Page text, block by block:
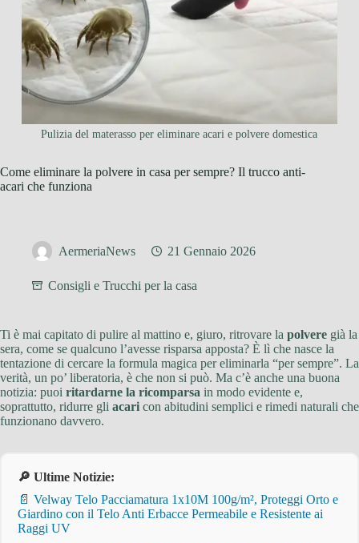
Pulizia del materasso per eliminare acari e polvere domestica
Come eliminare la polvere in casa per sempre? Il trucco anti-
acari che funziona
AermeriaNews 21 Gennaio 2026
Consigli e Trucchi per la casa
Ti è mai capitato di pulire al mattino e, giuro, ritrovare la polvere già la
sera, come se qualcuno l’avesse risparsa apposta? È lì che nasce la
tentazione di cercare la formula magica per eliminarla “per sempre”. La
verità, un po’ liberatoria, è che non si può. Ma c’è anche una buona
notizia: puoi ritardarne la ricomparsa in modo evidente e,
soprattutto, ridurre gli acari con abitudini semplici e rimedi naturali che
funzionano davvero.
🔎 Ultime Notizie:
📄 Velway Telo Pacciamatura 1x10M 100g/m², Proteggi Orto e
Giardino con il Telo Anti Erbacce Permeabile e Resistente ai
Raggi UV